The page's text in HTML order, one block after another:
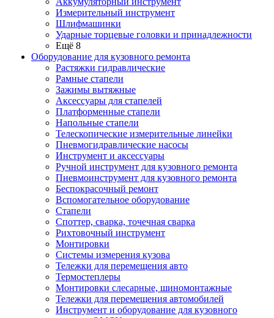
Измерительный инструмент
Шлифмашинки
Ударные торцевые головки и принадлежности
Ещё 8
Оборудование для кузовного ремонта
Растяжки гидравлические
Рамные стапели
Зажимы вытяжные
Аксессуары для стапелей
Платформенные стапели
Напольные стапели
Телескопические измерительные линейки
Пневмогидравлические насосы
Инструмент и аксессуары
Ручной инструмент для кузовного ремонта
Пневмоинструмент для кузовного ремонта
Беспокрасочный ремонт
Вспомогательное оборудование
Стапели
Споттер, сварка, точечная сварка
Рихтовочный инструмент
Монтировки
Системы измерения кузова
Тележки для перемещения авто
Термостеплеры
Монтировки слесарные, шиномонтажные
Тележки для перемещения автомобилей
Инструмент и оборудование для кузовного